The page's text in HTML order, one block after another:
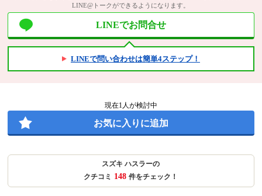
LINE@トークができるようになります。
LINEでお問合せ
LINEで問い合わせは簡単4ステップ！
現在1 人が検討中
お気に入りに追加
スズキ ハスラーの
クチコミ 148 件をチェック！